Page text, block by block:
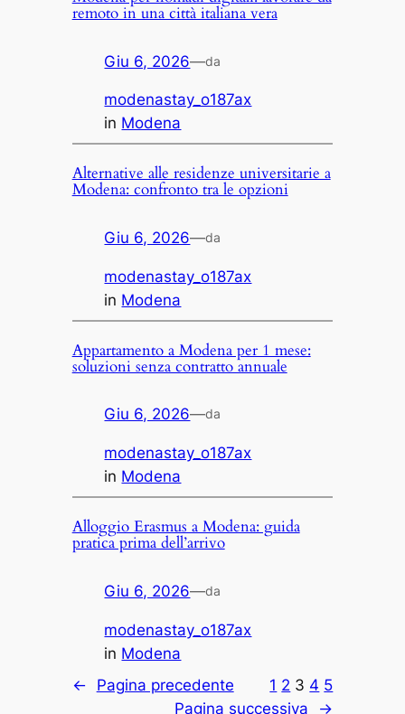
remoto in una città italiana vera
Giu 6, 2026—da
modenastay_o187ax
in Modena
Alternative alle residenze universitarie a
Modena: confronto tra le opzioni
Giu 6, 2026—da
modenastay_o187ax
in Modena
Appartamento a Modena per 1 mese:
soluzioni senza contratto annuale
Giu 6, 2026—da
modenastay_o187ax
in Modena
Alloggio Erasmus a Modena: guida
pratica prima dell’arrivo
Giu 6, 2026—da
modenastay_o187ax
in Modena
←
Pagina precedente 1 2 3 4 5
Pagina successiva
→